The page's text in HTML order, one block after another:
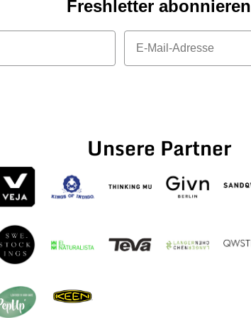
Freshletter abonnieren
E-Mail
Unsere Partner